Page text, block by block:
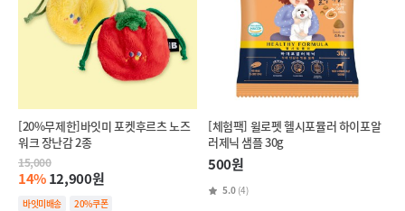
[20%무제한]바잇미 포켓후르츠 노즈
워크 장난감 2종
15,000
14%12,900원
바잇미배송
20%쿠폰
[체험팩] 윌로펫 헬시포뮬러 하이포알
러제닉 샘플 30g
500원
5.0 (4)